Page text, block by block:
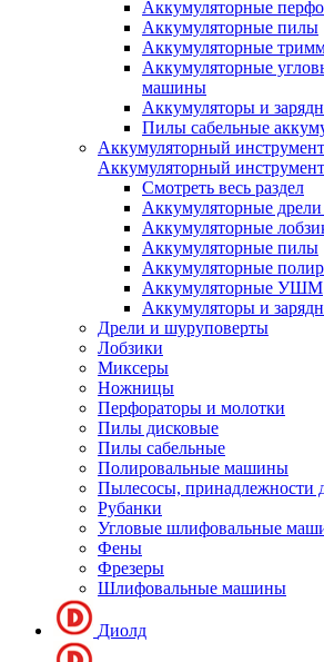
Аккумуляторные
Аккумуляторные пилы
Аккумуляторные
Аккумуляторные
машины
Аккумуляторы и
Пилы сабельные
Аккумуляторный
Аккумуляторный
Смотреть весь раздел
Аккумуляторные
Аккумуляторные
Аккумуляторные пилы
Аккумуляторные
Аккумуляторные УШМ
Аккумуляторы и
Дрели и шуруповерты
Лобзики
Миксеры
Ножницы
Перфораторы и молотки
Пилы дисковые
Пилы сабельные
Полировальные машины
Пылесосы, принадлежности
Рубанки
Угловые шлифовальные
Фены
Фрезеры
Шлифовальные машины
Диолд